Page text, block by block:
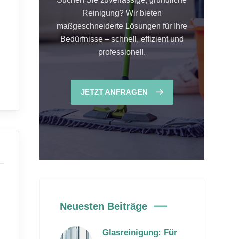
Reinigung? Wir bieten
maßgeschneiderte Lösungen für Ihre
Bedürfnisse – schnell, effizient und
professionell.
JETZT ANFRAGEN
Neuesten Beiträge
Glasreinigung: Für